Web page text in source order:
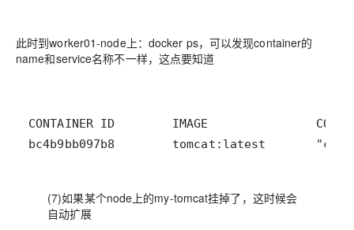
此时到worker01-node上：docker ps，可以发现container的
name和service名称不一样，这点要知道
bc4b9bb097b8        tomcat:latest
(7)如果某个node上的my-tomcat挂掉了，这时候会
自动扩展